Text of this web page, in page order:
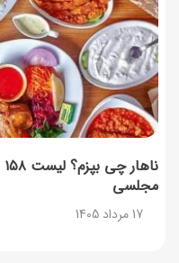
مجلسی
17 مرداد 1405
لیست
17 مرداد 1405
روش‌های
17 مرداد 1405